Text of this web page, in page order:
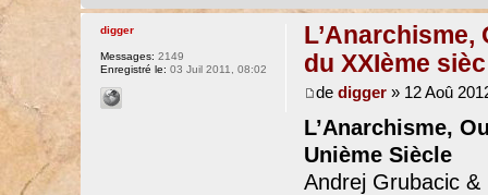
du XXIème sièc
de digger» 12 Aoû
L’Anarchisme,
Unième Siècle
Andrej Grubacic &
digger
Messages: 2149
Enregistré le: 03 Juil 2011, 08:02